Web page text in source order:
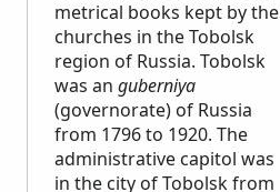
metrical books kept by the
churches in the Tobolsk
region of Russia. Tobolsk
was an guberniya
(governorate) of Russia
from 1796 to 1920. The
administrative capitol was
in the city of Tobolsk from